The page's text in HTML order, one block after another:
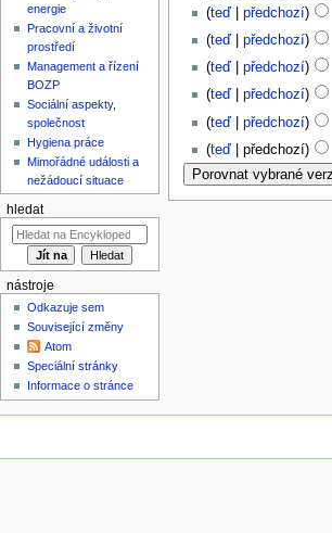
teď
předchozí
teď
předchozí
teď
předchozí
teď
předchozí
teď
předchozí
teď
předchozí
energie
Pracovní a životní
prostředí
Management a řízení
BOZP
Sociální aspekty,
společnost
Hygiena práce
Mimořádné události a
nežádoucí situace
hledat
nástroje
Odkazuje sem
Související změny
Atom
Speciální stránky
Informace o stránce